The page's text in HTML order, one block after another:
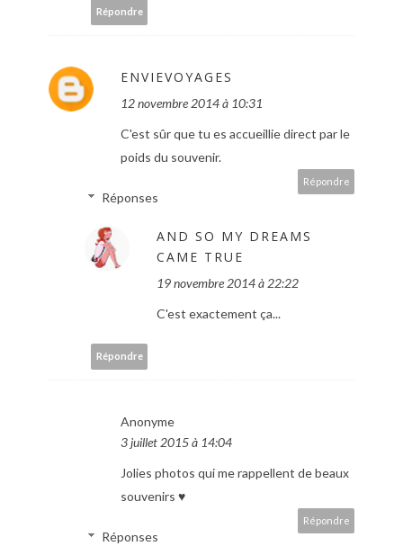
Répondre
ENVIEVOYAGES
12 novembre 2014 à 10:31
C'est sûr que tu es accueillie direct par le
poids du souvenir.
Répondre
Réponses
AND SO MY DREAMS
CAME TRUE
19 novembre 2014 à 22:22
C'est exactement ça...
Répondre
Anonyme
3 juillet 2015 à 14:04
Jolies photos qui me rappellent de beaux
souvenirs ♥
Répondre
Réponses